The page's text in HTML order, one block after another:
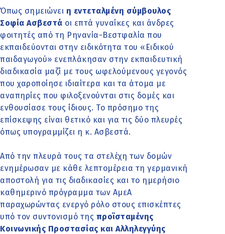
Όπως σημειώνει η εντεταλμένη σύμβουλος
Σοφία Ασβεστά οι επτά γυναίκες και άνδρες
φοιτητές από τη Ρηνανία-Βεστφαλία που
εκπαιδεύονται στην ειδικότητα του «Ειδικού
παιδαγωγού» ενεπλάκησαν στην εκπαιδευτική
διαδικασία μαζί με τους ωφελούμενους γεγονός
που χαροποίησε ιδιαίτερα και τα άτομα με
αναπηρίες που φιλοξενούνται στις δομές και
ενθουσίασε τους ίδιους. Το πρόσημο της
επίσκεψης είναι θετικό και για τις δύο πλευρές
όπως υπογραμμίζει η κ. Ασβεστά.
Από την πλευρά τους τα στελέχη των δομών
ενημέρωσαν με κάθε λεπτομέρεια τη γερμανική
αποστολή για τις διαδικασίες και το ημερήσιο
καθημερινό πρόγραμμα των ΑμεΑ
παραχωρώντας ενεργό ρόλο στους επισκέπτες
υπό τον συντονισμό της προϊσταμένης
Κοινωνικής Προστασίας και Αλληλεγγύης